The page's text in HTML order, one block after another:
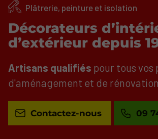
Plâtrerie, peinture et isolation
Décorateurs
d’extérieur depuis
Artisans qualifiés pour tous vos
d'aménagement et de
Contactez-nous 09